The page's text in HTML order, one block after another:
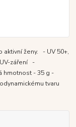
aktivní ženy. - UV 50+,
UV-záření -
hmotnost - 35 g -
tvaru